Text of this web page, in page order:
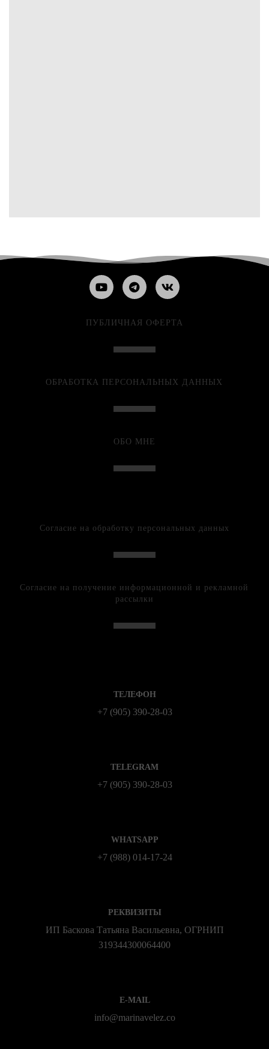
ПУБЛИЧНАЯ ОФЕРТА
ОБРАБОТКА ПЕРСОНАЛЬНЫХ ДАННЫХ
ОБО МНЕ
Согласие на обработку персональных данных
Согласие на получение информационной и рекламной
рассылки
ТЕЛЕФОН
+7 (905) 390-28-03
TELEGRAM
+7 (905) 390-28-03
WHATSAPP
+7 (988) 014‑17‑24
РЕКВИЗИТЫ
ИП Баскова Татьяна Васильевна, ОГРНИП
319344300064400
E-MAIL
info@marinavelez.co